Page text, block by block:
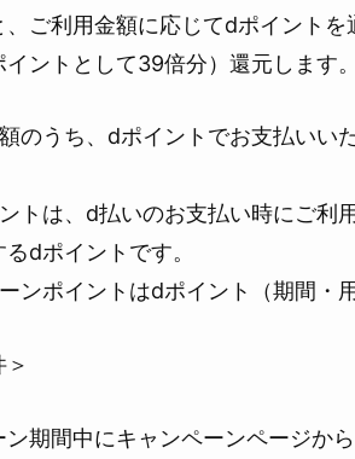
、ご利用金額に応じてdポイント
イントとして39倍分）還元します。
のうち、dポイントでお支払いい
トは、d払いのお支払い時にご利
dポイントです。
ンポイントはdポイント（期間・
ン期間中にキャンペーンページか